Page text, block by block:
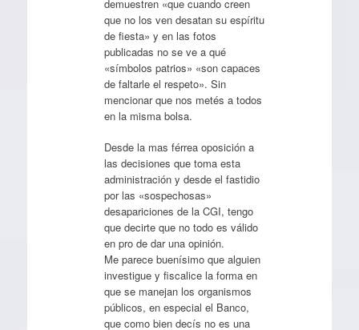
demuestren «que cuando creen
que no los ven desatan su espíritu
de fiesta» y en las fotos
publicadas no se ve a qué
«símbolos patrios» «son capaces
de faltarle el respeto». Sin
mencionar que nos metés a todos
en la misma bolsa.
Desde la mas férrea oposición a
las decisiones que toma esta
administración y desde el fastidio
por las «sospechosas»
desapariciones de la CGI, tengo
que decirte que no todo es válido
en pro de dar una opinión.
Me parece buenísimo que alguien
investigue y fiscalice la forma en
que se manejan los organismos
públicos, en especial el Banco,
que como bien decís no es una